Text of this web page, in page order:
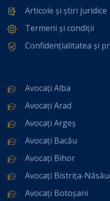
Articole și știri juridice
Termeni și condiții
Confidențialitatea și
Avocați Alba
Avocați Arad
Avocați Argeș
Avocați Bacău
Avocați Bihor
Avocați Bistrița-
Avocați Botoșani